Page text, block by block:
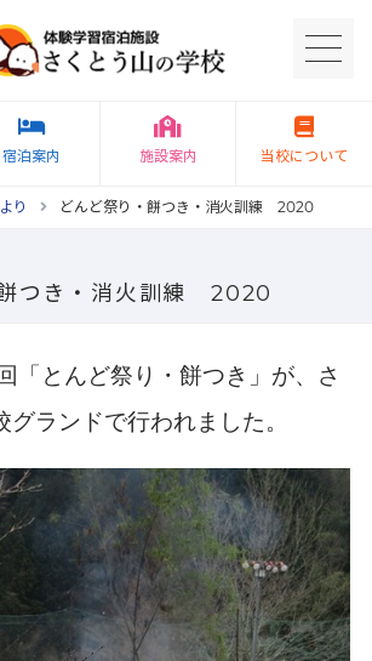
宿泊案内 施設案内 当校について
り どんど祭り・餅つき・消火訓練 2020
つき・消火訓練 2020
「とんど祭り・餅つき」が、さ
グランドで行われました。